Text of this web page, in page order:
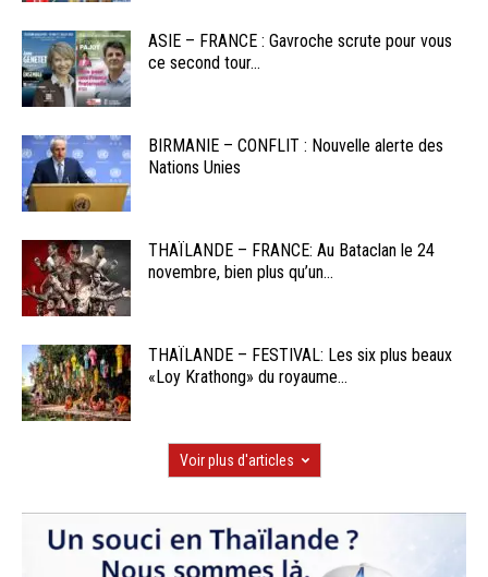
ASIE – FRANCE : Gavroche scrute pour vous
ce second tour...
BIRMANIE – CONFLIT : Nouvelle alerte des
Nations Unies
THAÏLANDE – FRANCE: Au Bataclan le 24
novembre, bien plus qu’un...
THAÏLANDE – FESTIVAL: Les six plus beaux
«Loy Krathong» du royaume...
Voir plus d'articles